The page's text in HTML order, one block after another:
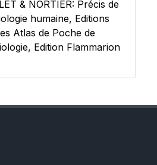
& NORTIER: Précis de
humaine, Editions
Atlas de Poche de
Edition Flammarion